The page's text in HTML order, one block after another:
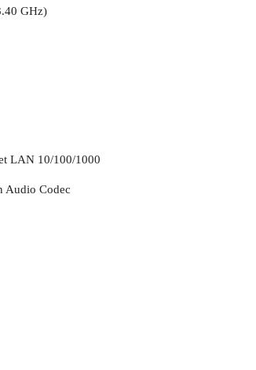
GHz)
LAN 10/100/1000
Audio Codec